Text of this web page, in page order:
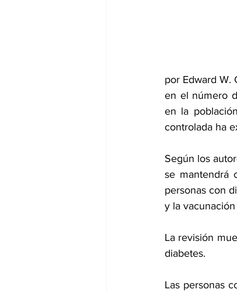
por Edward W.
en el número
en la
controlada ha
Según los
se mantendrá
personas con
y la
La revisión
diabetes.
Las personas